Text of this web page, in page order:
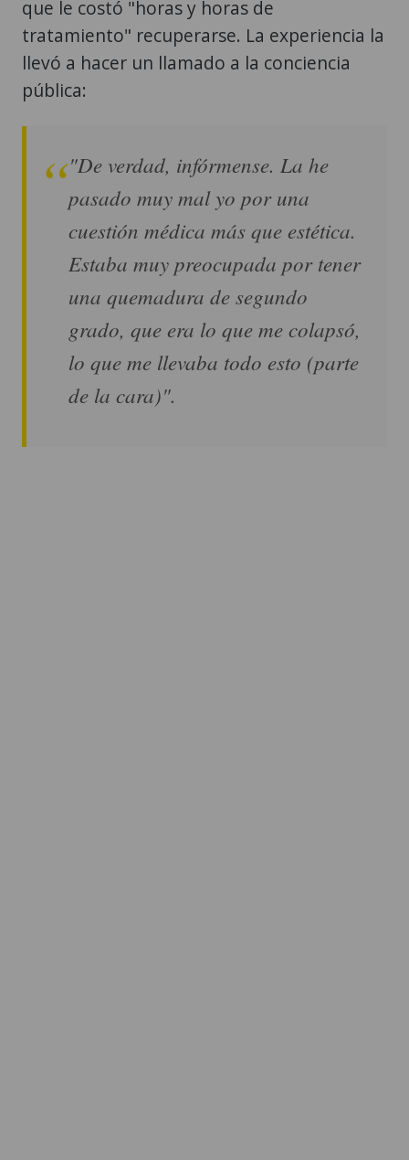
que le costó "horas y horas de
tratamiento" recuperarse. La experiencia la
llevó a hacer un llamado a la conciencia
pública:
"De verdad, infórmense. La he
pasado muy mal yo por una
cuestión médica más que estética.
Estaba muy preocupada por tener
una quemadura de segundo
grado, que era lo que me colapsó,
lo que me llevaba todo esto (parte
de la cara)".